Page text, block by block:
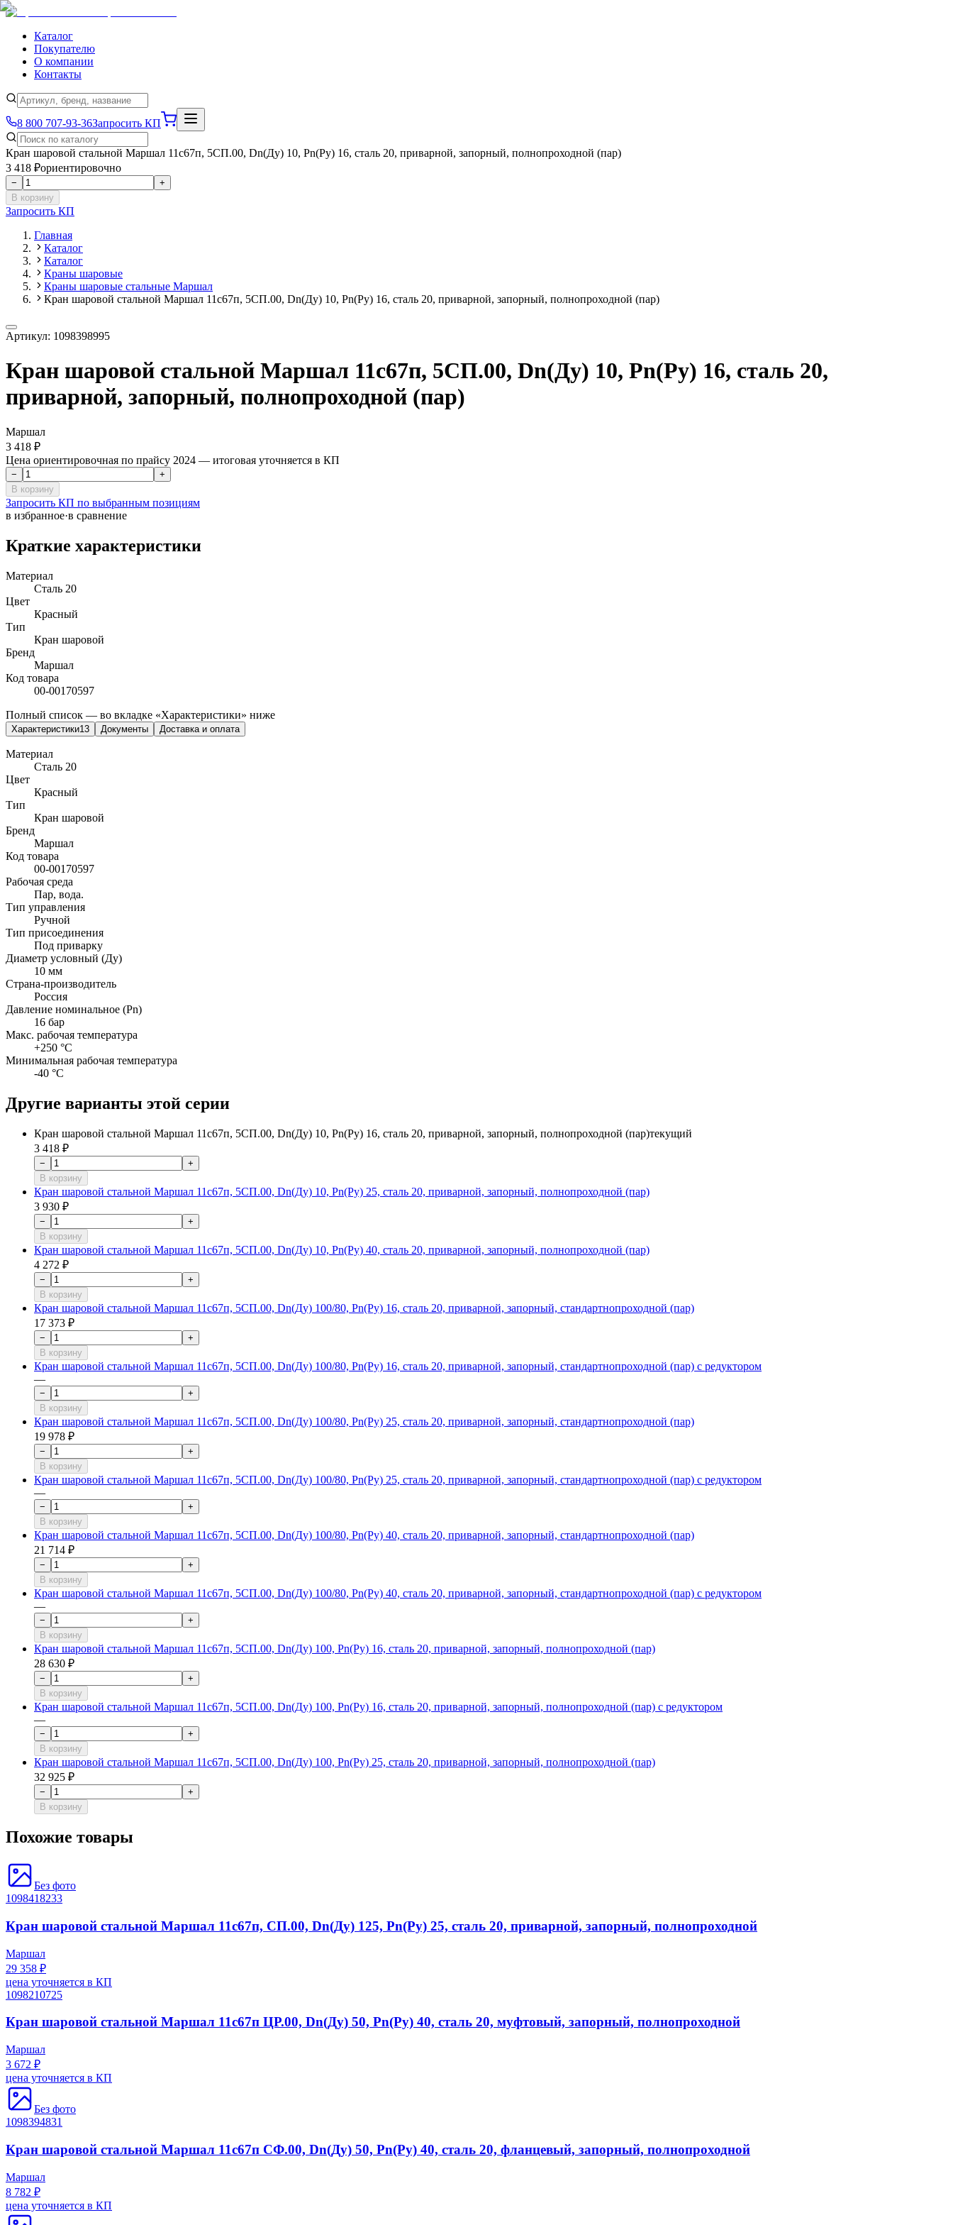
Каталог
Покупателю
О компании
Контакты
8 800 707-93-36Запросить КП
Кран шаровой стальной Маршал 11с67п, 5СП.00, Dn(Ду) 10, Рn(Ру) 16, сталь 20, приварной, запорный, полнопроходной (пар)
3 418 ₽ориентировочно
−
+
В корзину
Запросить КП
Главная
Каталог
Каталог
Краны шаровые
Краны шаровые стальные Маршал
Кран шаровой стальной Маршал 11с67п, 5СП.00, Dn(Ду) 10, Рn(Ру) 16, сталь 20, приварной, запорный, полнопроходной (пар)
Артикул: 1098398995
Кран шаровой стальной Маршал 11с67п, 5СП.00, Dn(Ду) 10, Рn(Ру) 16, сталь 20,
приварной, запорный, полнопроходной (пар)
Маршал
3 418 ₽
Цена ориентировочная по прайсу 2024 — итоговая уточняется в КП
−
+
В корзину
Запросить КП по выбранным позициям
в избранное·в сравнение
Краткие характеристики
Материал
Сталь 20
Цвет
Красный
Тип
Кран шаровой
Бренд
Маршал
Код товара
00-00170597
Полный список — во вкладке «Характеристики» ниже
Характеристики13 Документы Доставка и оплата
Материал
Сталь 20
Цвет
Красный
Тип
Кран шаровой
Бренд
Маршал
Код товара
00-00170597
Рабочая среда
Пар, вода.
Тип управления
Ручной
Тип присоединения
Под приварку
Диаметр условный (Ду)
10 мм
Страна-производитель
Россия
Давление номинальное (Pn)
16 бар
Макс. рабочая температура
+250 °C
Минимальная рабочая температура
-40 °C
Другие варианты этой серии
Кран шаровой стальной Маршал 11с67п, 5СП.00, Dn(Ду) 10, Рn(Ру) 16, сталь 20, приварной, запорный, полнопроходной (пар)текущий
3 418 ₽
−
+
В корзину
Кран шаровой стальной Маршал 11с67п, 5СП.00, Dn(Ду) 10, Рn(Ру) 25, сталь 20, приварной, запорный, полнопроходной (пар)
3 930 ₽
−
+
В корзину
Кран шаровой стальной Маршал 11с67п, 5СП.00, Dn(Ду) 10, Рn(Ру) 40, сталь 20, приварной, запорный, полнопроходной (пар)
4 272 ₽
−
+
В корзину
Кран шаровой стальной Маршал 11с67п, 5СП.00, Dn(Ду) 100/80, Рn(Ру) 16, сталь 20, приварной, запорный, стандартнопроходной (пар)
17 373 ₽
−
+
В корзину
Кран шаровой стальной Маршал 11с67п, 5СП.00, Dn(Ду) 100/80, Рn(Ру) 16, сталь 20, приварной, запорный, стандартнопроходной (пар) с редуктором
—
−
+
В корзину
Кран шаровой стальной Маршал 11с67п, 5СП.00, Dn(Ду) 100/80, Рn(Ру) 25, сталь 20, приварной, запорный, стандартнопроходной (пар)
19 978 ₽
−
+
В корзину
Кран шаровой стальной Маршал 11с67п, 5СП.00, Dn(Ду) 100/80, Рn(Ру) 25, сталь 20, приварной, запорный, стандартнопроходной (пар) с редуктором
—
−
+
В корзину
Кран шаровой стальной Маршал 11с67п, 5СП.00, Dn(Ду) 100/80, Рn(Ру) 40, сталь 20, приварной, запорный, стандартнопроходной (пар)
21 714 ₽
−
+
В корзину
Кран шаровой стальной Маршал 11с67п, 5СП.00, Dn(Ду) 100/80, Рn(Ру) 40, сталь 20, приварной, запорный, стандартнопроходной (пар) с редуктором
—
−
+
В корзину
Кран шаровой стальной Маршал 11с67п, 5СП.00, Dn(Ду) 100, Рn(Ру) 16, сталь 20, приварной, запорный, полнопроходной (пар)
28 630 ₽
−
+
В корзину
Кран шаровой стальной Маршал 11с67п, 5СП.00, Dn(Ду) 100, Рn(Ру) 16, сталь 20, приварной, запорный, полнопроходной (пар) с редуктором
—
−
+
В корзину
Кран шаровой стальной Маршал 11с67п, 5СП.00, Dn(Ду) 100, Рn(Ру) 25, сталь 20, приварной, запорный, полнопроходной (пар)
32 925 ₽
−
+
В корзину
Похожие товары
Без фото
1098418233
Кран шаровой стальной Маршал 11с67п, СП.00, Dn(Ду) 125, Рn(Ру) 25, сталь 20, приварной, запорный, полнопроходной
Маршал
29 358 ₽
цена уточняется в КП
1098210725
Кран шаровой стальной Маршал 11с67п ЦР.00, Dn(Ду) 50, Рn(Ру) 40, сталь 20, муфтовый, запорный, полнопроходной
Маршал
3 672 ₽
цена уточняется в КП
Без фото
1098394831
Кран шаровой стальной Маршал 11с67п СФ.00, Dn(Ду) 50, Рn(Ру) 40, сталь 20, фланцевый, запорный, полнопроходной
Маршал
8 782 ₽
цена уточняется в КП